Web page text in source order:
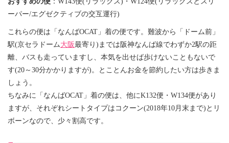
ーパー/エグゼクティブの交互運行)
これらの便は「なんばOCAT」着の便です。難波から「ドーム前」
駅(京セラドーム 大阪最寄り)までは阪神なんば線でわずか2駅の距
離、バスも走っていますし、本気を出せば歩けないこともないで
す(20～30分かかりますが)。とことんお金を節約したい方は歩きま
しょう。
ちなみに「なんばOCAT」着の便は、他にK132便・W134便があり
ますが、それぞれシートタイプはコクーン(2018年10月末まで)とリ
ボーンなので、少々割高です。